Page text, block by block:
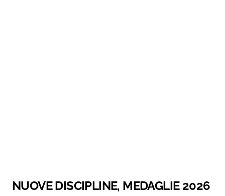
NUOVE DISCIPLINE, MEDAGLIE 2026